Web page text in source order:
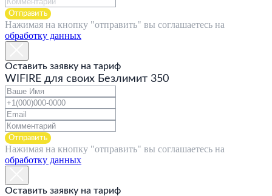
Отправить
Нажимая на кнопку "отправить" вы соглашаетесь на
обработку данных
Оставить заявку на тариф
WIFIRE для своих Безлимит 350
Отправить
Нажимая на кнопку "отправить" вы соглашаетесь на
обработку данных
Оставить заявку на тариф